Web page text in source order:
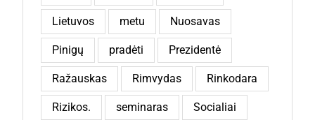
Lietuvos metu Nuosavas
Pinigų pradėti Prezidentė
Ražauskas Rimvydas Rinkodara
Rizikos. seminaras Socialiai